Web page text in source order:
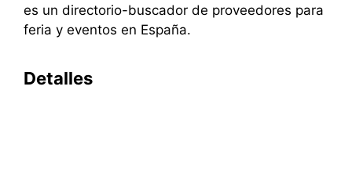
es un directorio-buscador de proveedores para
feria y eventos en España.
Detalles